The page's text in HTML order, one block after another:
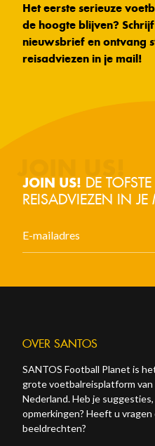
Het eerste serieuze
de hoogte blijven?
nieuwsbrief en ontvang
reisadviezen in je mail!
JOIN US! DE
REISADVIEZEN IN JE
OVER SANTOS
SANTOS Football Planet is
grote voetbalreisplatform van
Nederland. Heb je
opmerkingen? Heeft u vragen
beeldrechten?